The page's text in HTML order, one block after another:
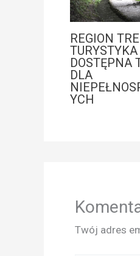
REGION
TURYSTYKA
DOSTĘPNA
DLA
YCH
Twój adres